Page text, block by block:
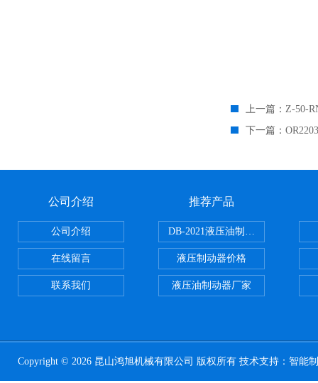
上一篇： Z-50-
下一篇：
公司介绍
公司介绍
在线留言
联系我们
推荐产品
DB-2021液压油制动器
液压制动器价格
液压油制动器厂家
Copyright © 2026 昆山鸿旭机械有限公司 版权所有 技术支持： 智能